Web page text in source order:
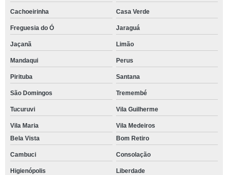
Cachoeirinha Casa Verde
Freguesia do Ó Jaraguá
Jaçanã Limão
Mandaqui Perus
Pirituba Santana
São Domingos Tremembé
Tucuruvi Vila Guilherme
Vila Maria
Vila Medeiros
Bela Vista
Bom Retiro
Cambuci Consolação
Higienópolis Liberdade